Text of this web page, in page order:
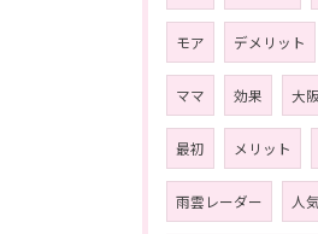
モア デメリット
ママ 効果 大阪
最初 メリット
雨雲レーダー 人気